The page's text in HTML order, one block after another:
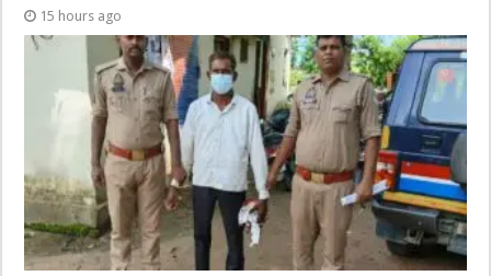
15 hours ago